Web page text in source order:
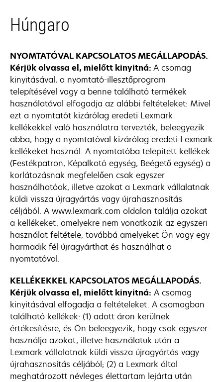
Húngaro
NYOMTATÓVAL KAPCSOLATOS MEGÁLLAPODÁS.
Kérjük olvassa el, mielőtt kinyitná: A csomag
kinyitásával, a nyomtató-illesztőprogram
telepítésével vagy a benne található termékek
használatával elfogadja az alábbi feltételeket: Mivel
ezt a nyomtatót kizárólag eredeti Lexmark
kellékekkel való használatra tervezték, beleegyezik
abba, hogy a nyomtatóval kizárólag eredeti Lexmark
kellékeket használ. A nyomtatóba telepített kellékek
(Festékpatron, Képalkotó egység, Beégető egység) a
korlátozásnak megfelelően csak egyszer
használhatóak, illetve azokat a Lexmark vállalatnak
küldi vissza újragyártás vagy újrahasznosítás
céljából. A www.lexmark.com oldalon találja azokat
a kellékeket, amelyekre nem vonatkozik az egyszeri
használat feltétele, továbbá amelyeket Ön vagy egy
harmadik fél újragyárthat és használhat a
nyomtatóval.
KELLÉKEKKEL KAPCSOLATOS MEGÁLLAPODÁS.
Kérjük olvassa el, mielőtt kinyitná: A csomag
kinyitásával elfogadja a feltételeket. A csomagban
található kellékek: (1) adott áron kerülnek
értékesítésre, és Ön beleegyezik, hogy csak egyszer
használja azokat, illetve használatuk után a
Lexmark vállalatnak küldi vissza újragyártás vagy
újrahasznosítás céljából; (2) a Lexmark által
meghatározott névleges élettartam lejárta után